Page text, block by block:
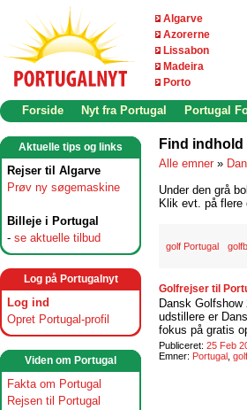
Algarve
Azorerne
Lissabon
Madeira
Porto
Forside Nyt fra Portugal Portugal
Aktuelle tips og links
Rejser til Algarve
Prøv ny søgemaskine
Billeje i Portugal
- se aktuelle tilbud
Log på Portugalnyt
Log ind
Opret Portugal-profil
Viden om Portugal
Fakta om Portugal
Rejsen til Portugal
Find indhold
Alle emner »
Under den grå
Klik evt. på flere
golf Portugal
Golfrejser til
Dansk
udstillere er
fokus på gratis
Publiceret: 25 Feb
Emner: Portugal